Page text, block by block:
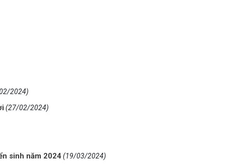
2024)
(27/02/2024)
sinh năm 2024(19/03/2024)